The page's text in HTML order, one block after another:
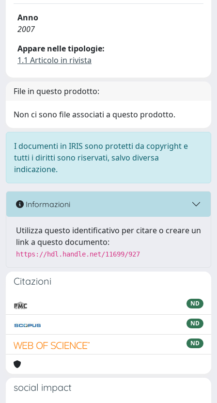
Anno
2007
Appare nelle tipologie:
1.1 Articolo in rivista
File in questo prodotto:
Non ci sono file associati a questo prodotto.
I documenti in IRIS sono protetti da copyright e
tutti i diritti sono riservati, salvo diversa
indicazione.
Informazioni
Utilizza questo identificativo per citare o creare un
link a questo documento:
https://hdl.handle.net/11699/927
Citazioni
ND
ND
ND
social impact